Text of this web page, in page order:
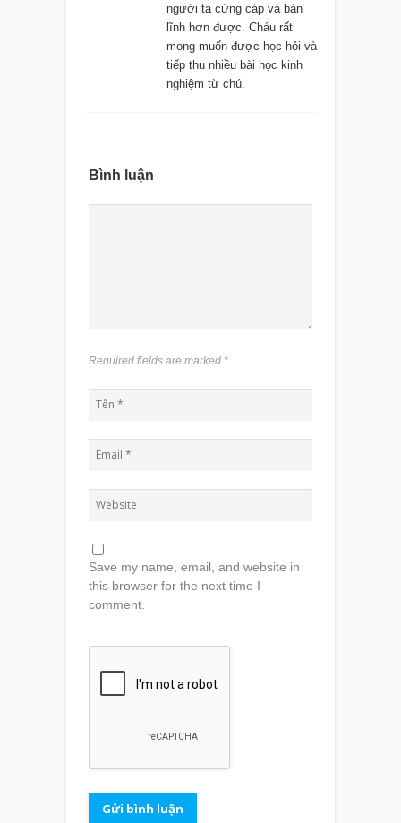
người ta cứng cáp và bản
lĩnh hơn được. Cháu rất
mong muốn được học hỏi và
tiếp thu nhiều bài học kinh
nghiệm từ chú.
Bình luận
Required fields are marked *
Save my name, email, and website in
this browser for the next time I
comment.